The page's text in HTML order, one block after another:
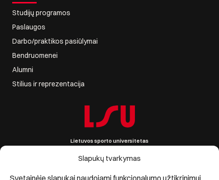
Slapukų tvarkymas
Svetainėje slapukai naudojami funkcionalumo užtikrinimui,
Studijų programos
Paslaugos
Darbo/praktikos pasiūlymai
Bendruomenei
Alumni
Stilius ir reprezentacija
Lietuvos sporto universitetas
Sporto g. 6, LT-44221 Kaunas, Lietuva
Įmonės kodas 111951530
PVM mokėtojo kodas LT119515314